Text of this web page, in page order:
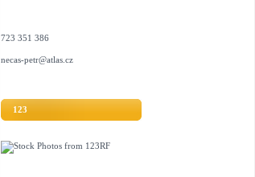
723 351 386
necas-petr@atlas.cz
123